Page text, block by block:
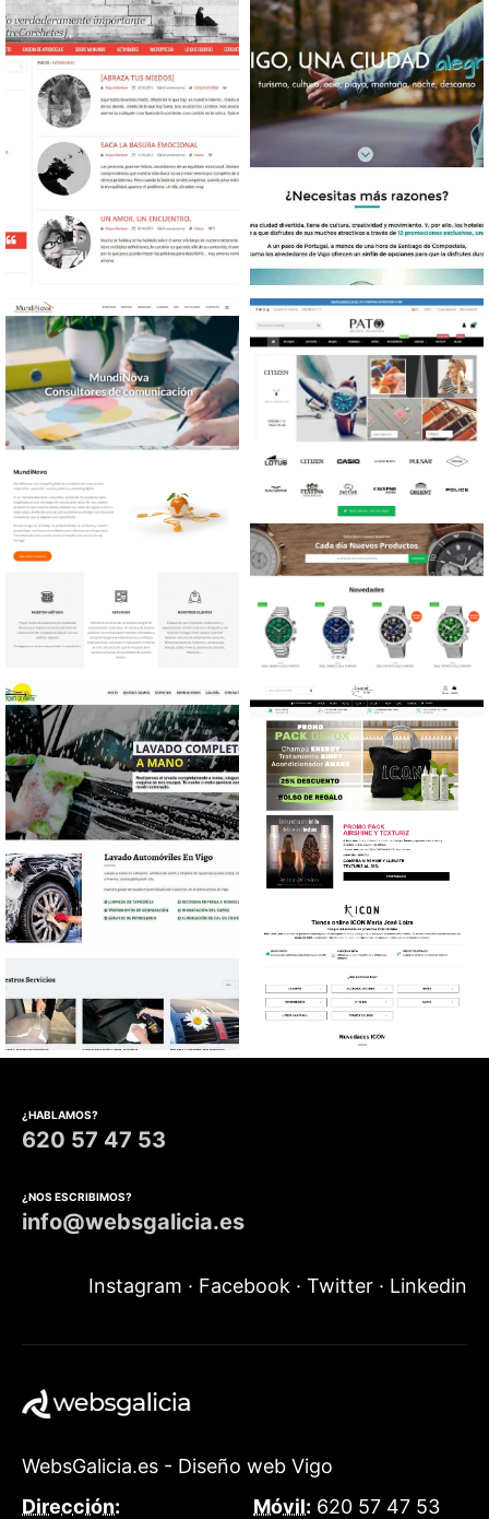
Diseño web Blog personal Diseño web Turismo
Diseño web Consultoría de
comunicación
Diseño tienda online
Joyería y relojería
¿HABLAMOS?
620 57 47 53
¿NOS ESCRIBIMOS?
info@websgalicia.es
Instagram · Facebook · Twitter · Linkedin
WebsGalicia.es - Diseño web Vigo
Dirección:
Móvil: 620 57 47 53